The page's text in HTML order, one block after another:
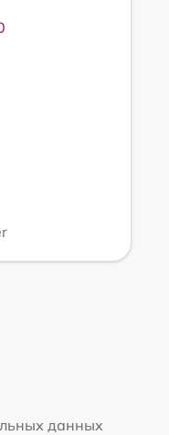
данных